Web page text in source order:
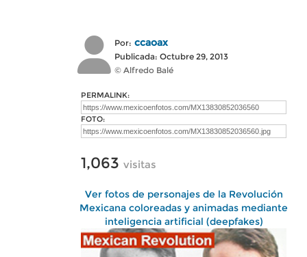
Por: ccaoax
Publicada: Octubre 29, 2013
© Alfredo Balé
PERMALINK:
FOTO:
1,063 visitas
Ver fotos de personajes de la Revolución
Mexicana coloreadas y animadas mediante
inteligencia artificial (deepfakes)